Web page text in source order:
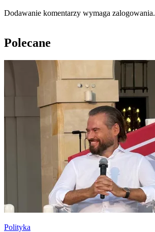
Dodawanie komentarzy wymaga zalogowania.
Polecane
Polityka